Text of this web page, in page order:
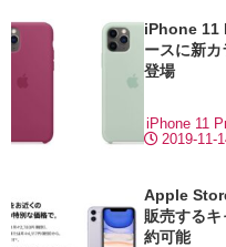
iPhone 11
ースに新カ
登場
2019-11-
iPhone 11
Apple
販売する
約可能